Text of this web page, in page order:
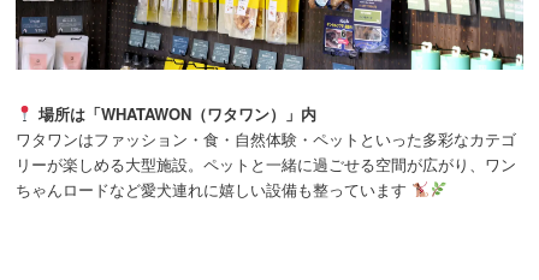
場所は「WHATAWON（ワタワン）」内
ワタワンはファッション・食・自然体験・ペットといった多彩なカテゴ
リーが楽しめる大型施設。ペットと一緒に過ごせる空間が広がり、ワン
ちゃんロードなど愛犬連れに嬉しい設備も整っています